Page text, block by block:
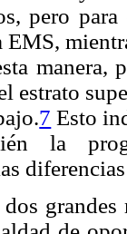
pero
estrato
7 Esto
la